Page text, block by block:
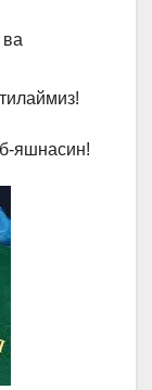
яшнасин!